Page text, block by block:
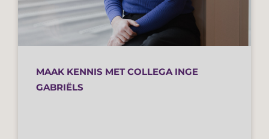
MAAK KENNIS MET COLLEGA INGE
GABRIËLS